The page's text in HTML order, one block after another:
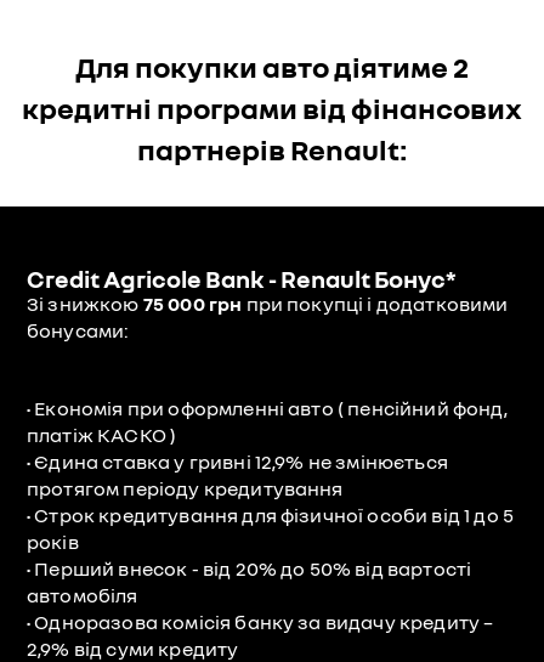
Для покупки авто діятиме 2
кредитні програми від фінансових
партнерів Renault:
Credit Agricole Bank - Renault Бонус*
Зі знижкою 75 000 грн при покупці і додатковими
бонусами:
• Економія при оформленні авто ( пенсійний фонд,
платіж КАСКО )
• Єдина ставка у гривні 12,9% не змінюється
протягом періоду кредитування
• Cтрок кредитування для фізичної особи від 1 до 5
років
• Перший внесок - від 20% до 50% від вартості
автомобіля
• Одноразова комісія банку за видачу кредиту –
2,9% від суми кредиту